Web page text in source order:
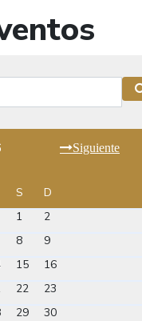
Siguiente
S
D
1
2
8
9
15
16
22
23
29
30